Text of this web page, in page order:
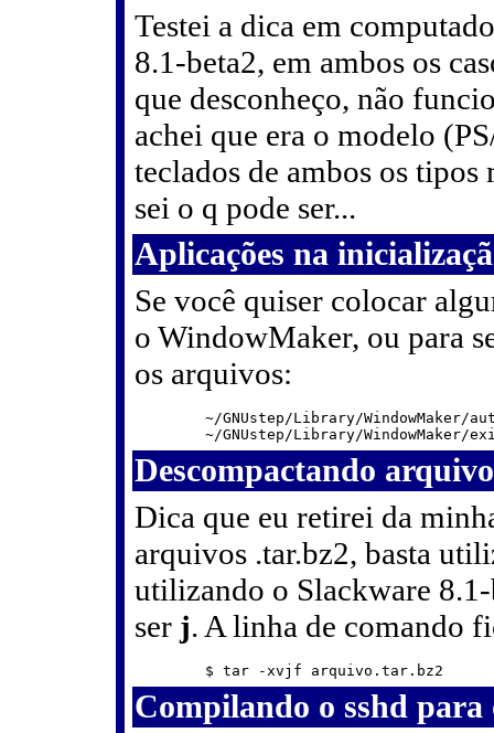
Testei a dica em
8.1-beta2, em ambos os
que desconheço, não
achei que era o modelo
teclados de ambos os
sei o q pode ser...
Aplicações na
Se você quiser colocar
o WindowMaker, ou para
os arquivos:
Descompactando
Dica que eu retirei da
arquivos .tar.bz2, basta
utilizando o Slackware
ser j. A linha de comando
Compilando o sshd para